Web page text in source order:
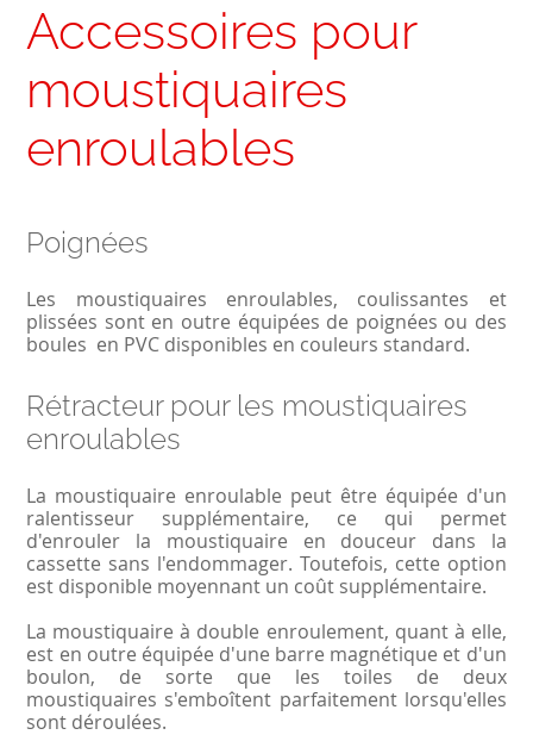
Accessoires pour
moustiquaires
enroulables
Poignées
Les moustiquaires enroulables, coulissantes et
plissées sont en outre équipées de poignées ou des
boules en PVC disponibles en couleurs standard.
Rétracteur pour les moustiquaires
enroulables
La moustiquaire enroulable peut être équipée d'un
ralentisseur supplémentaire, ce qui permet
d'enrouler la moustiquaire en douceur dans la
cassette sans l'endommager. Toutefois, cette option
est disponible moyennant un coût supplémentaire.
La moustiquaire à double enroulement, quant à elle,
est en outre équipée d'une barre magnétique et d'un
boulon, de sorte que les toiles de deux
moustiquaires s'emboîtent parfaitement lorsqu'elles
sont déroulées.